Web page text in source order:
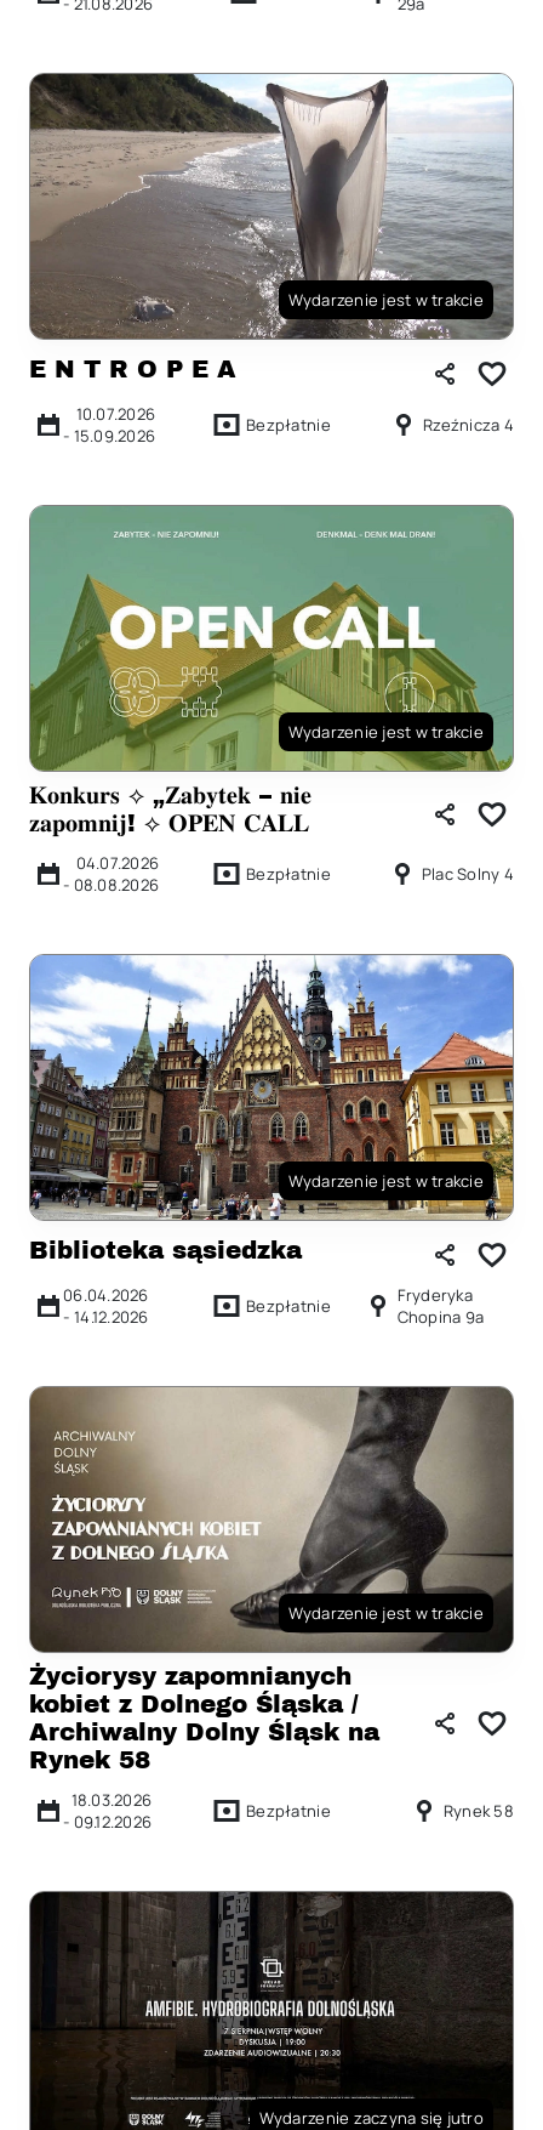
Wydarzenie jest w trakcie
E N T R O P E A
10.07.2026
- 15.09.2026 Bezpłatnie Rzeźnicza 4
Wydarzenie jest w trakcie
𝐊𝐨𝐧𝐤𝐮𝐫𝐬 ⟡ „𝐙𝐚𝐛𝐲𝐭𝐞𝐤 – 𝐧𝐢𝐞
𝐳𝐚𝐩𝐨𝐦𝐧𝐢𝐣! ⟡ 𝐎𝐏𝐄𝐍 𝐂𝐀𝐋𝐋
04.07.2026
- 08.08.2026 Bezpłatnie Plac Solny 4
Wydarzenie jest w trakcie
Biblioteka sąsiedzka
06.04.2026
- 14.12.2026 Bezpłatnie
Fryderyka
Chopina 9a
Wydarzenie jest w trakcie
Życiorysy zapomnianych
kobiet z Dolnego Śląska /
Archiwalny Dolny Śląsk na
Rynek 58
18.03.2026
- 09.12.2026 Bezpłatnie Rynek 58
Wydarzenie zaczyna się jutro